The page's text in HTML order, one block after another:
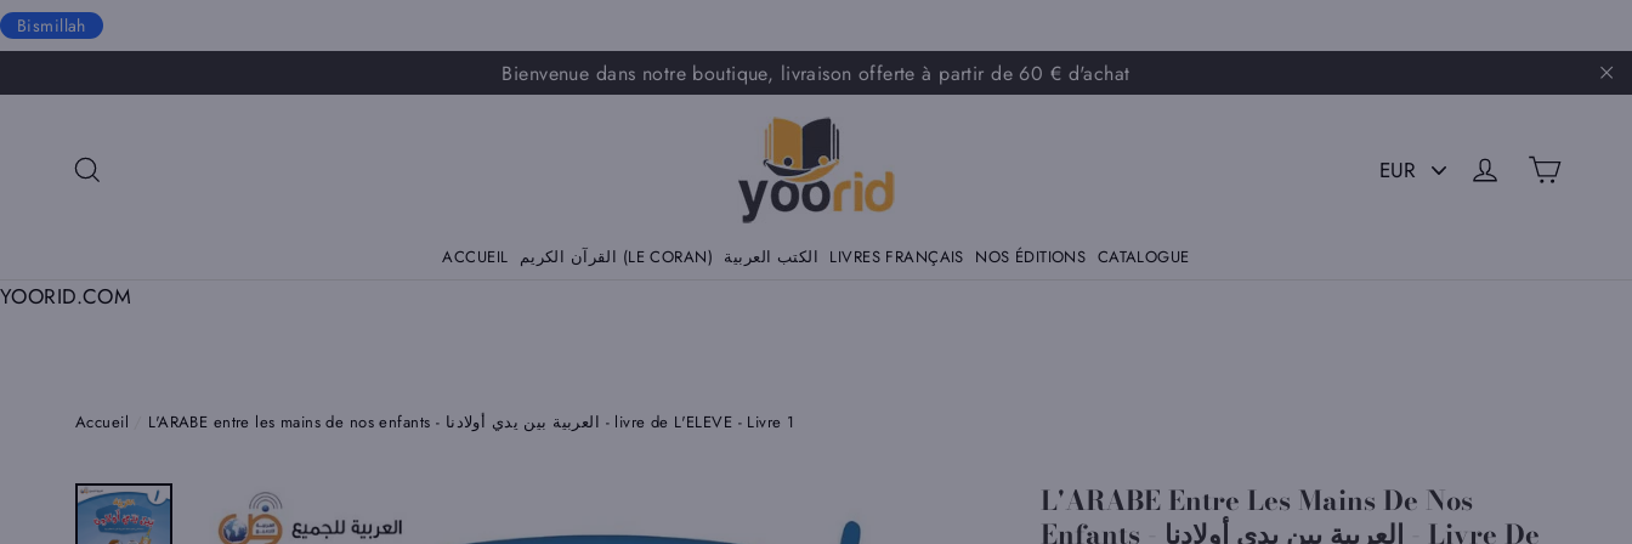
Bismillah
au
Bienvenue dans notre boutique, livraison offerte à partir de 60 € d'achat
A
SE CONNECTER
ACCUEIL القرآن الكريم (LE CORAN) الكتب العربية LIVRES FRANÇAIS NOS ÉDITIONS CATALOGUE
YOORID.COM
Accueil L'ARABE entre les mains de nos enfants - العربية بين يدي أولادنا - livre de L'ELEVE - Livre 1
L'ARABE Entre Les Mains De Nos
Enfants - العربية بين يدي أولادنا - Livre De